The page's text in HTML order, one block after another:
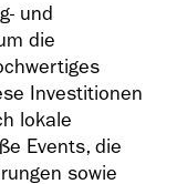
und
die
Investitionen
lokale
Events, die
sowie